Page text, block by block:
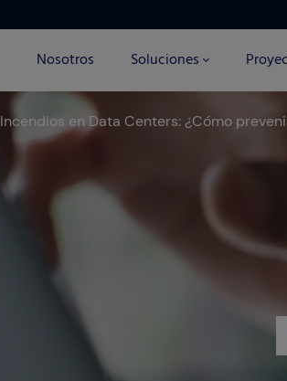
Nosotros Soluciones
Incendios en Data Centers: ¿Cómo